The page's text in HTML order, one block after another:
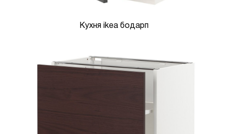
Кухня ikea бодарп